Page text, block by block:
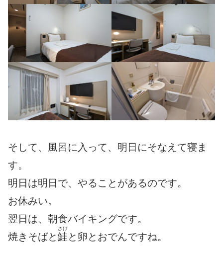
そして、風呂に入って、明日にそなえて寝ま
す。
明日は明日で、やることがあるのです。
お休みい。
翌日は、朝食バイキングです。
焼きそばと鮭
さけ
と卵とおでんですね。